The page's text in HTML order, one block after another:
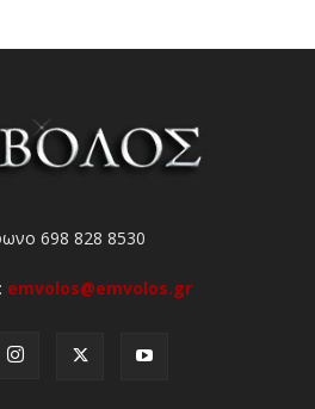
698 828 8530
emvolos@emvolos.gr